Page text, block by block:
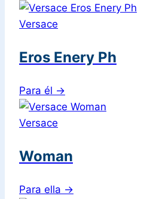
Versace
Eros Enery Ph
Para él →
Versace
Woman
Para ella →